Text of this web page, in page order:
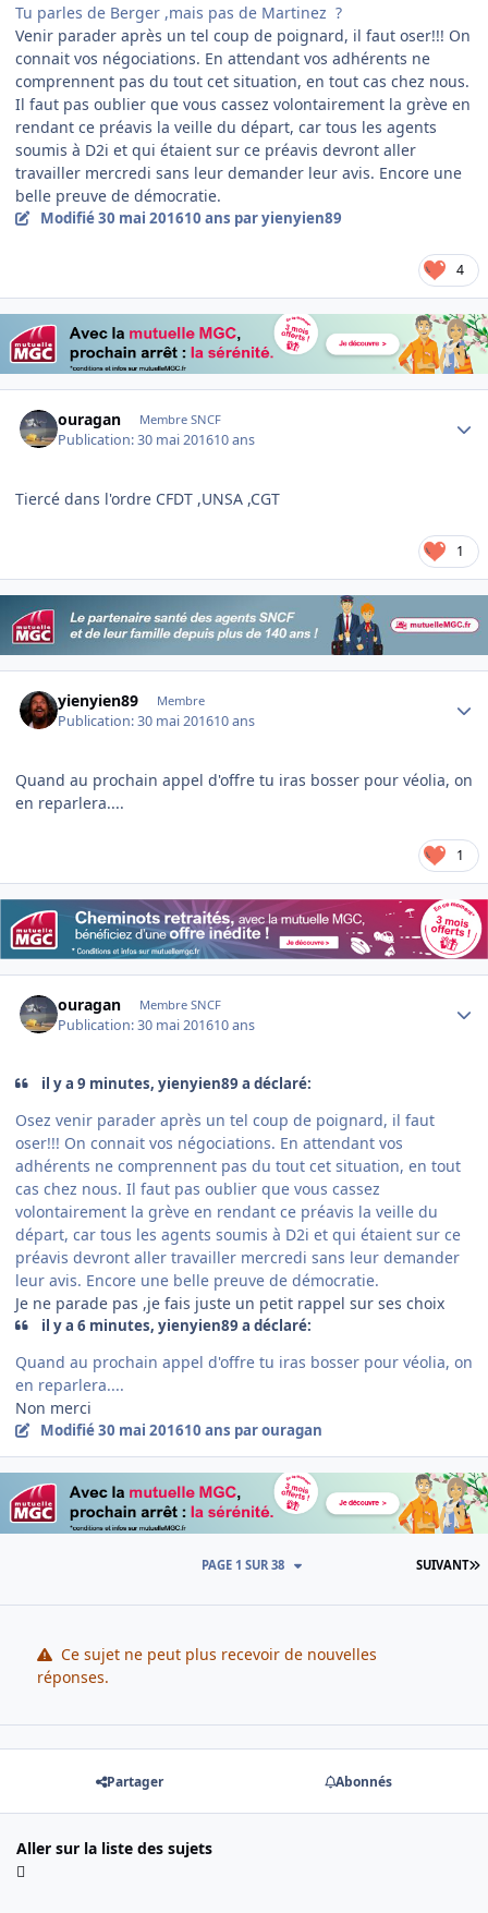
Tu parles de Berger ,mais pas de Martinez ?
Venir parader après un tel coup de poignard, il faut oser!!! On
connait vos négociations. En attendant vos adhérents ne
comprennent pas du tout cet situation, en tout cas chez nous.
Il faut pas oublier que vous cassez volontairement la grève en
rendant ce préavis la veille du départ, car tous les agents
soumis à D2i et qui étaient sur ce préavis devront aller
travailler mercredi sans leur demander leur avis. Encore une
belle preuve de démocratie.
Modifié30 mai 201610 ans par yienyien89
4
ouragan Membre SNCF
Publication:30 mai 201610 ans
Tiercé dans l'ordre CFDT ,UNSA ,CGT
1
yienyien89 Membre
Publication:30 mai 201610 ans
Quand au prochain appel d'offre tu iras bosser pour véolia, on
en reparlera....
1
ouragan Membre SNCF
Publication:30 mai 201610 ans
il y a 9 minutes, yienyien89 a déclaré:
Osez venir parader après un tel coup de poignard, il faut
oser!!! On connait vos négociations. En attendant vos
adhérents ne comprennent pas du tout cet situation, en tout
cas chez nous. Il faut pas oublier que vous cassez
volontairement la grève en rendant ce préavis la veille du
départ, car tous les agents soumis à D2i et qui étaient sur ce
préavis devront aller travailler mercredi sans leur demander
leur avis. Encore une belle preuve de démocratie.
Je ne parade pas ,je fais juste un petit rappel sur ses choix
il y a 6 minutes, yienyien89 a déclaré:
Quand au prochain appel d'offre tu iras bosser pour véolia, on
en reparlera....
Non merci
Modifié30 mai 201610 ans par ouragan
SUIVANT
PAGE 1 SUR 38
Ce sujet ne peut plus recevoir de nouvelles
réponses.
Partager Abonnés
Aller sur la liste des sujets